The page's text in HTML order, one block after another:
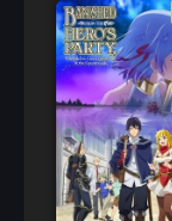
ภัยสุดแสนน่า
รัก